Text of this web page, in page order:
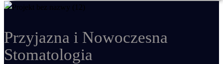
Przyjazna i Nowoczesna
Stomatologia